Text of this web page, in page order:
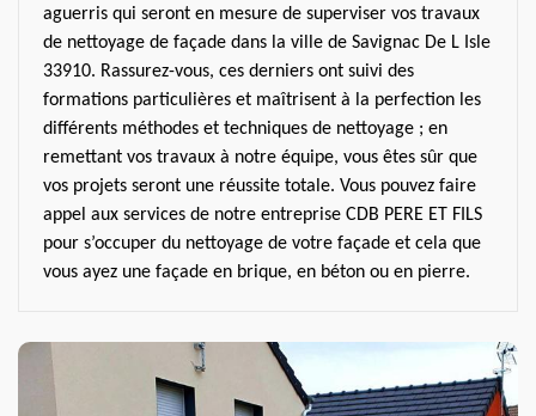
aguerris qui seront en mesure de superviser vos travaux
de nettoyage de façade dans la ville de Savignac De L Isle
33910. Rassurez-vous, ces derniers ont suivi des
formations particulières et maîtrisent à la perfection les
différents méthodes et techniques de nettoyage ; en
remettant vos travaux à notre équipe, vous êtes sûr que
vos projets seront une réussite totale. Vous pouvez faire
appel aux services de notre entreprise CDB PERE ET FILS
pour s’occuper du nettoyage de votre façade et cela que
vous ayez une façade en brique, en béton ou en pierre.